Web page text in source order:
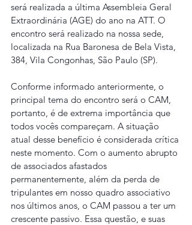
será realizada a última Assembleia Geral
Extraordinária (AGE) do ano na ATT. O
encontro será realizado na nossa sede,
localizada na Rua Baronesa de Bela Vista,
384, Vila Congonhas, São Paulo (SP).
Conforme informado anteriormente, o
principal tema do encontro será o CAM,
portanto, é de extrema importância que
todos vocês compareçam. A situação
atual desse benefício é considerada crítica
neste momento. Com o aumento abrupto
de associados afastados
permanentemente, além da perda de
tripulantes em nosso quadro associativo
nos últimos anos, o CAM passou a ter um
crescente passivo. Essa questão, e suas